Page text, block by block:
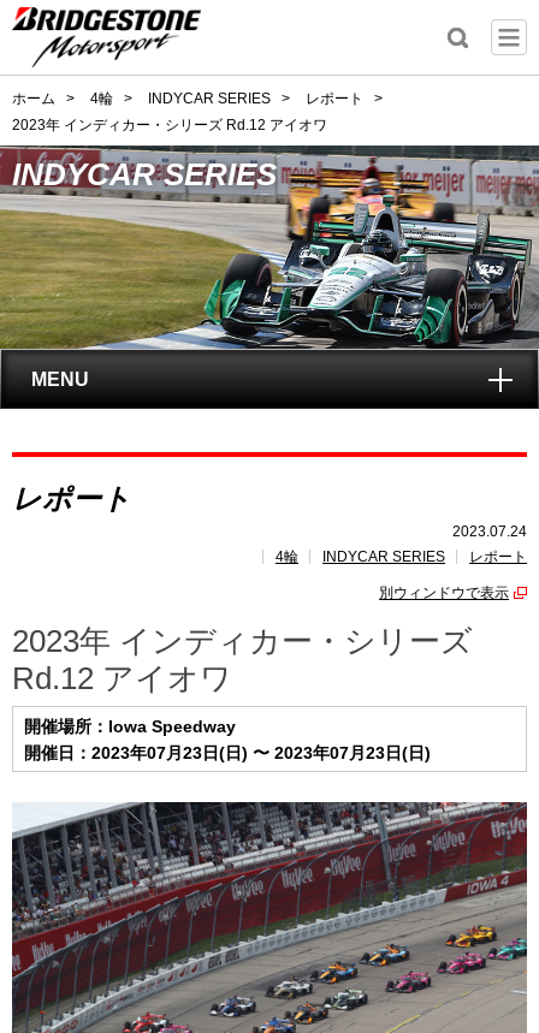
ホーム > 4輪 > INDYCAR SERIES > レポート
>
2023年 インディカー・シリーズ Rd.12 アイオワ
INDYCAR SERIES
MENU
INDYCAR SERIES
レース開催スケジュール
ポイント ランキング
レポート
2023.07.24
4輪
INDYCAR SERIES レポート
別ウィンドウで表示
2023年 インディカー・シリーズ
Rd.12 アイオワ
開催場所：Iowa Speedway
開催日：2023年07月23日(日) 〜 2023年07月23日(日)